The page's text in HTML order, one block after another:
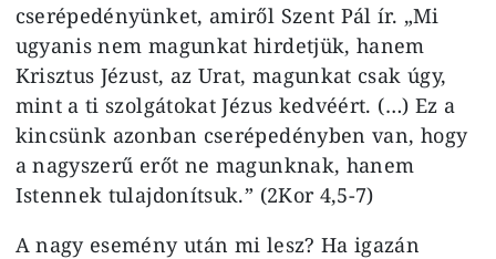
cserépedényünket, amiről Szent Pál ír. „Mi
ugyanis nem magunkat hirdetjük, hanem
Krisztus Jézust, az Urat, magunkat csak úgy,
mint a ti szolgátokat Jézus kedvéért. (…) Ez a
kincsünk azonban cserépedényben van, hogy
a nagyszerű erőt ne magunknak, hanem
Istennek tulajdonítsuk.” (2Kor 4,5-7)
A nagy esemény után mi lesz? Ha igazán